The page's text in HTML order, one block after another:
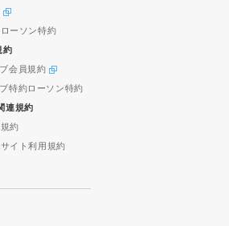
ーソン特約
約
会員規約
特約ローソン特約
連規約
約
イト利用規約